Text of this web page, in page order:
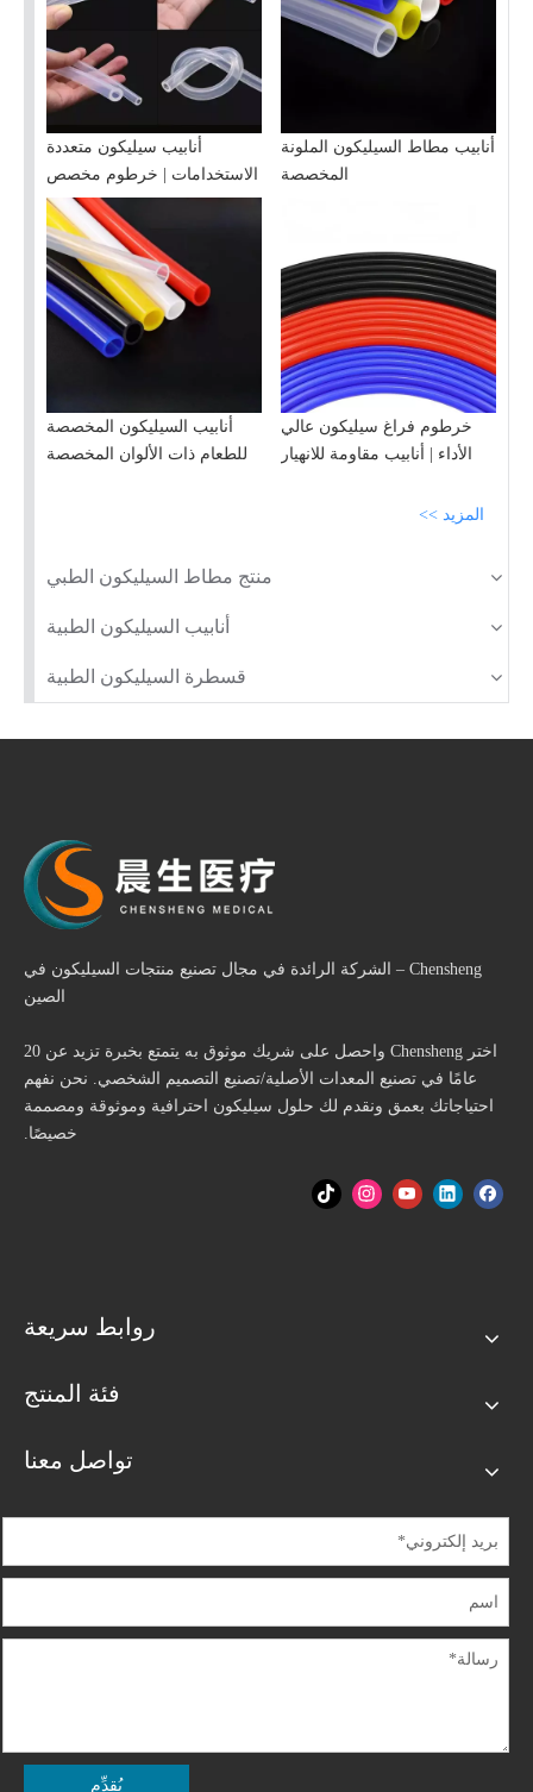
أنابيب سيليكون متعددة
الاستخدامات | خرطوم مخصص
لجميع الصناعات
أنابيب مطاط السيليكون الملونة
المخصصة
أنابيب السيليكون المخصصة
للطعام ذات الألوان المخصصة
خرطوم فراغ سيليكون عالي
الأداء | أنابيب مقاومة للانهيار
المزيد >>
منتج مطاط السيليكون الطبي
أنابيب السيليكون الطبية
قسطرة السيليكون الطبية
Chensheng – الشركة الرائدة في مجال تصنيع منتجات السيليكون في
الصين
اختر Chensheng واحصل على شريك موثوق به يتمتع بخبرة تزيد عن 20
عامًا في تصنيع المعدات الأصلية/تصنيع التصميم الشخصي. نحن نفهم
احتياجاتك بعمق ونقدم لك حلول سيليكون احترافية وموثوقة ومصممة
خصيصًا.
روابط سريعة
فئة المنتج
تواصل معنا
يُقدِّم